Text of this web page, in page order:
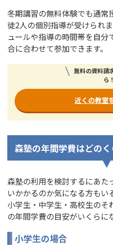
冬期講習の無料体験でも通常
徒2人の個別指導が受けられ
ュールや指導の時間帯を自
合に合わせて参加できます。
無料の資料請
ら！
近くの教室
森塾の年間学費はどの
森塾の利用を検討するにあた
いかかるのか気になる方もい
小学生・中学生・高校生のそ
の年間学費の目安がいくらに
小学生の場合